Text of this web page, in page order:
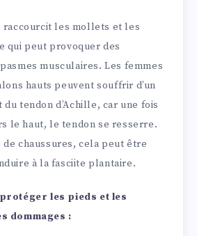
raccourcit les mollets et les
qui peut provoquer des
musculaires. Les femmes
hauts peuvent souffrir d’un
tendon d’Achille, car une fois
le haut, le tendon se resserre.
de chaussures, cela peut être
à la fasciite plantaire.
les pieds et les
dommages :